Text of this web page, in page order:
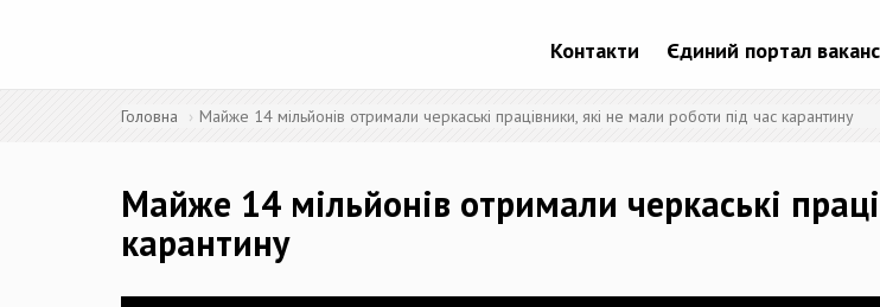
Контакти Єдиний портал
Головна Майже 14 мільйонів отримали черкаські працівники, які не мали роботи під час карантину
Майже 14 мільйонів отримали черкаські
карантину